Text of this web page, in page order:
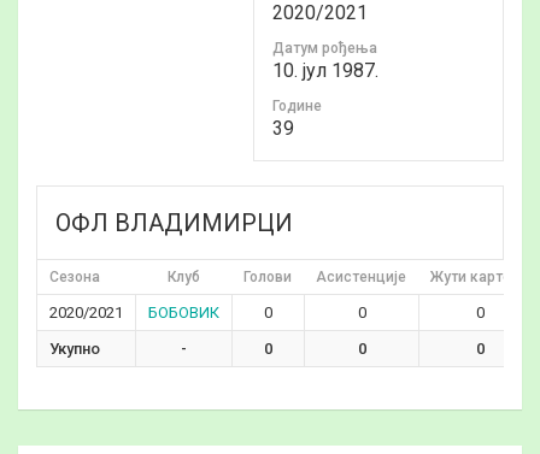
2020/2021
Датум рођења
10. јул 1987.
Годинe
39
ОФЛ ВЛАДИМИРЦИ
Сезона Клуб Голови Асистенције Жути картони
2020/2021 БОБОВИК 0 0
0
Укупно
- 0 0 0